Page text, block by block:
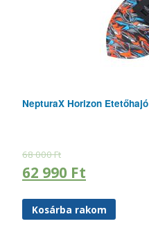
NepturaX Horizon Etetőhajó
68 000Ft
62 990 Ft
Kosárba rakom